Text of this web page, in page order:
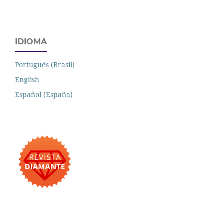
IDIOMA
Português (Brasil)
English
Español (España)